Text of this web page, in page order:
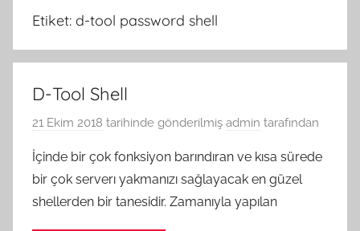
Etiket: d-tool password shell
D-Tool Shell
21 Ekim 2018 tarihinde gönderilmiş admin tarafından
İçinde bir çok fonksiyon barındıran ve kısa sürede
bir çok serverı yakmanızı sağlayacak en güzel
shellerden bir tanesidir. Zamanıyla yapılan